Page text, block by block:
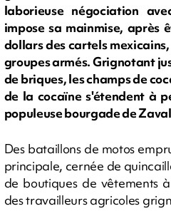
laborieuse négociation
impose sa mainmise, après
dollars des cartels
groupes armés. Grignotant
de briques, les champs de
de la cocaïne s'étendent à
populeuse bourgade de
Des bataillons de motos
principale, cernée de
de boutiques de vêtements
des travailleurs agricoles